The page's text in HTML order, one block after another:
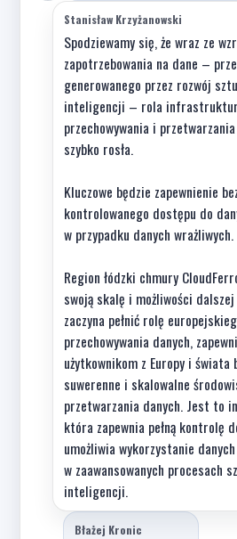
Stanisław Krzyżanowski
Spodziewamy się, że wraz ze
zapotrzebowania na dane –
generowanego przez rozwój
inteligencji – rola
przechowywania i
szybko rosła.
Kluczowe będzie zapewnienie
kontrolowanego dostępu do
w przypadku danych wrażliwych.
Region łódzki chmury
swoją skalę i możliwości
zaczyna pełnić rolę
przechowywania danych,
użytkownikom z Europy i świata
suwerenne i skalowalne
przetwarzania danych. Jest to
która zapewnia pełną kontrolę
umożliwia wykorzystanie danych
w zaawansowanych procesach
inteligencji.
Błażej Kronic